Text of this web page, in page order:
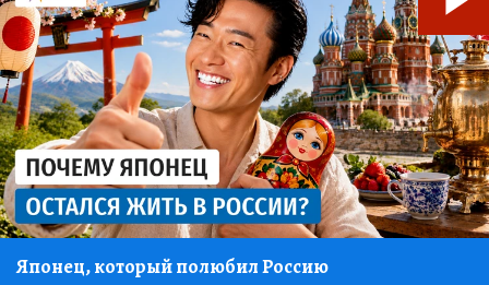
Японец, который полюбил Россию